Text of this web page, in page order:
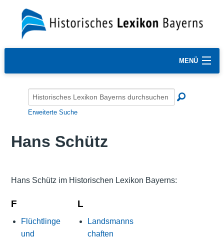
MENÜ
Erweiterte Suche
Hans Schütz
Hans Schütz im Historischen Lexikon Bayerns:
F
Flüchtlinge
und
L
Landsmanns
chaften